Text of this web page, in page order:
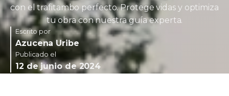
con el trafitambo perfecto. Protege vidas y optimiza
tu obra con nuestra guía experta.
Escrito por
Azucena Uribe
Publicado el
12 de junio de 2024